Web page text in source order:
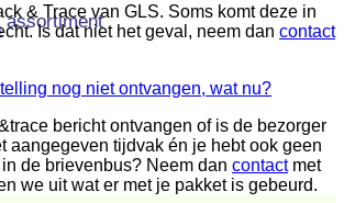
assortiment
& Trace van GLS. Soms komt deze in
Is dat niet het geval, neem dan contact
nog niet ontvangen, wat nu?
bericht ontvangen of is de bezorger
aangegeven tijdvak én je hebt ook geen
in de brievenbus? Neem dan contactmet
we uit wat er met je pakket is gebeurd.